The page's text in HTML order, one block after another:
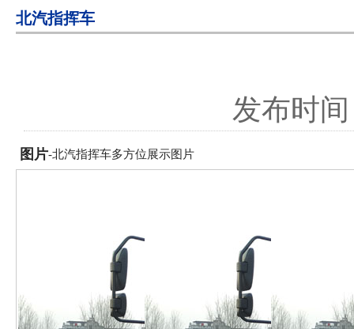
北汽指挥车
发布时
图片-北汽指挥车多方位展示图片